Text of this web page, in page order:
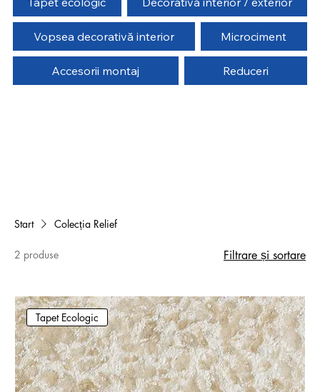
Vopsea decorativă interior Microciment
Accesorii montaj Reduceri
Start Colecția Relief
2 produse Filtrare și sortare
Tapet Ecologic